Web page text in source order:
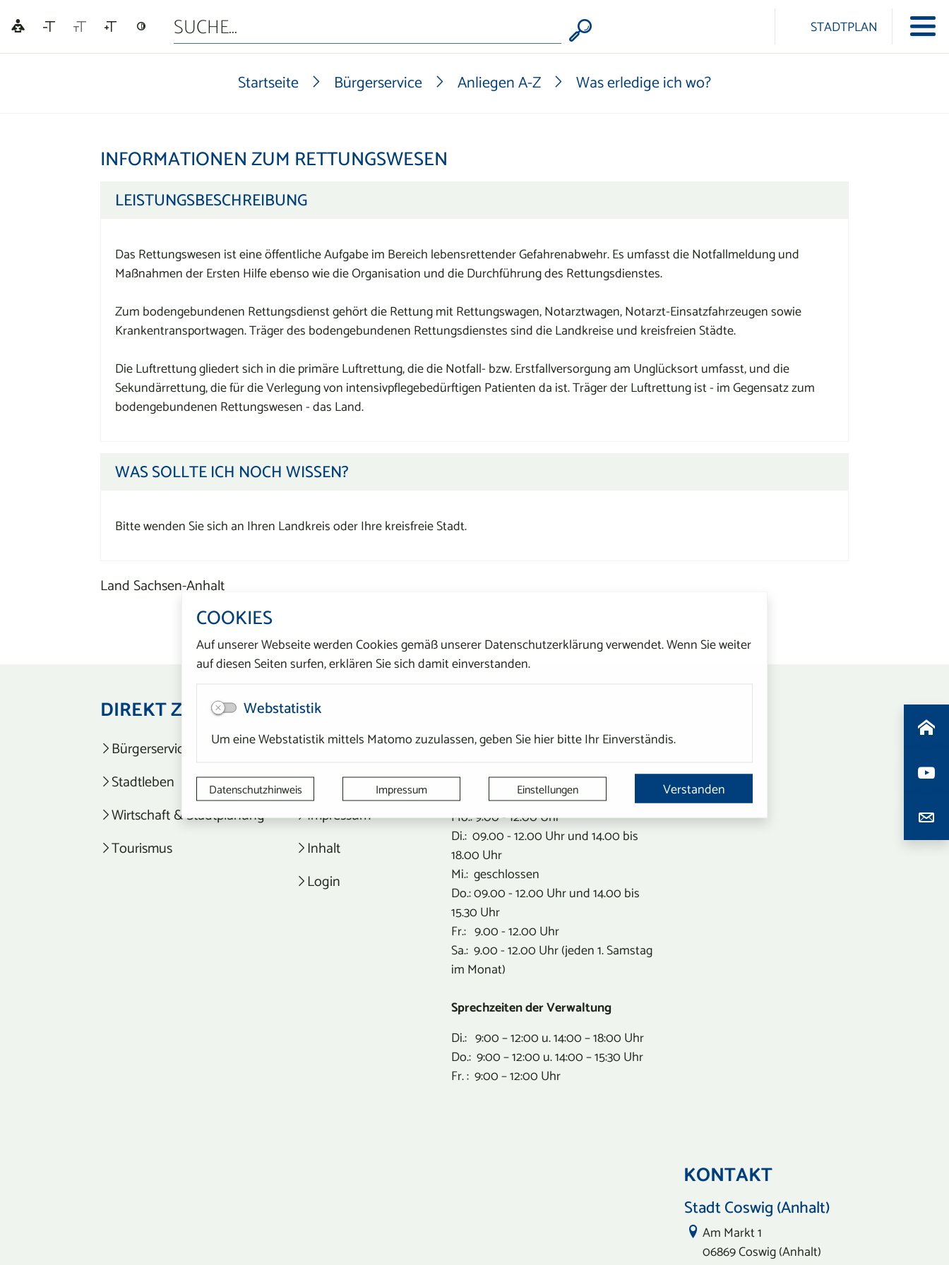
COOKIES
Auf unserer Webseite werden Cookies gemäß unserer Datenschutzerklärung verwendet. Wenn Sie weiter
auf diesen Seiten surfen, erklären Sie sich damit einverstanden.
Webstatistik
Um eine Webstatistik mittels Matomo zuzulassen, geben Sie hier bitte Ihr Einverständis.
Datenschutzhinweis Impressum Einstellungen Verstanden
Formularschaltfläche ICON-LINDUA LINDUA-
STADTPLAN
Startseite Bürgerservice Anliegen A-Z Was erledige ich wo?
INFORMATIONEN ZUM RETTUNGSWESEN
LEISTUNGSBESCHREIBUNG
Das Rettungswesen ist eine öffentliche Aufgabe im Bereich lebensrettender Gefahrenabwehr. Es umfasst die Notfallmeldung und
Maßnahmen der Ersten Hilfe ebenso wie die Organisation und die Durchführung des Rettungsdienstes.
Zum bodengebundenen Rettungsdienst gehört die Rettung mit Rettungswagen, Notarztwagen, Notarzt-Einsatzfahrzeugen sowie
Krankentransportwagen. Träger des bodengebundenen Rettungsdienstes sind die Landkreise und kreisfreien Städte.
Die Luftrettung gliedert sich in die primäre Luftrettung, die die Notfall- bzw. Erstfallversorgung am Unglücksort umfasst, und die
Sekundärrettung, die für die Verlegung von intensivpflegebedürftigen Patienten da ist. Träger der Luftrettung ist - im Gegensatz zum
bodengebundenen Rettungswesen - das Land.
WAS SOLLTE ICH NOCH WISSEN?
Bitte wenden Sie sich an Ihren Landkreis oder Ihre kreisfreie Stadt.
Land Sachsen-Anhalt
DIREKT ZU
Bürgerservice
Stadtleben
Wirtschaft & Stadtplanung
Tourismus
SERVICE
Kontaktformular
Datenschutz
Impressum
Inhalt
Login
Bürgerservice/Meldeamt
Mo.: 9:00 - 12.00 Uhr
Di.: 09.00 - 12.00 Uhr und 14.00 bis
18.00 Uhr
Mi.: geschlossen
Do.: 09.00 - 12.00 Uhr und 14.00 bis
15.30 Uhr
Fr.: 9.00 - 12.00 Uhr
Sa.: 9.00 - 12.00 Uhr (jeden 1. Samstag
im Monat)
Sprechzeiten der Verwaltung
Di.: 9:00 – 12:00 u. 14:00 – 18:00 Uhr
Do.: 9:00 – 12:00 u. 14:00 – 15:30 Uhr
Fr. : 9:00 – 12:00 Uhr
KONTAKT
Stadt Coswig (Anhalt)
Link zur Google-Maps Navigation
Am Markt 1
06869 Coswig (Anhalt)